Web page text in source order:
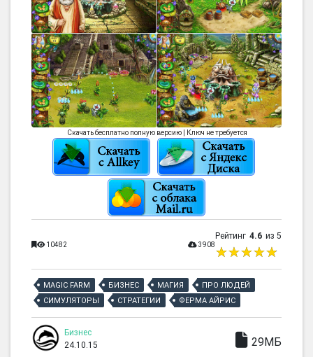
Скачать бесплатно полную версию | Ключ не требуется
10482 3908
Рейтинг 4.6 из 5
MAGIC FARM БИЗНЕС МАГИЯ
ПРО ЛЮДЕЙ
СИМУЛЯТОРЫ
СТРАТЕГИИ ФЕРМА АЙРИС
Бизнес
24.10.15
29МБ